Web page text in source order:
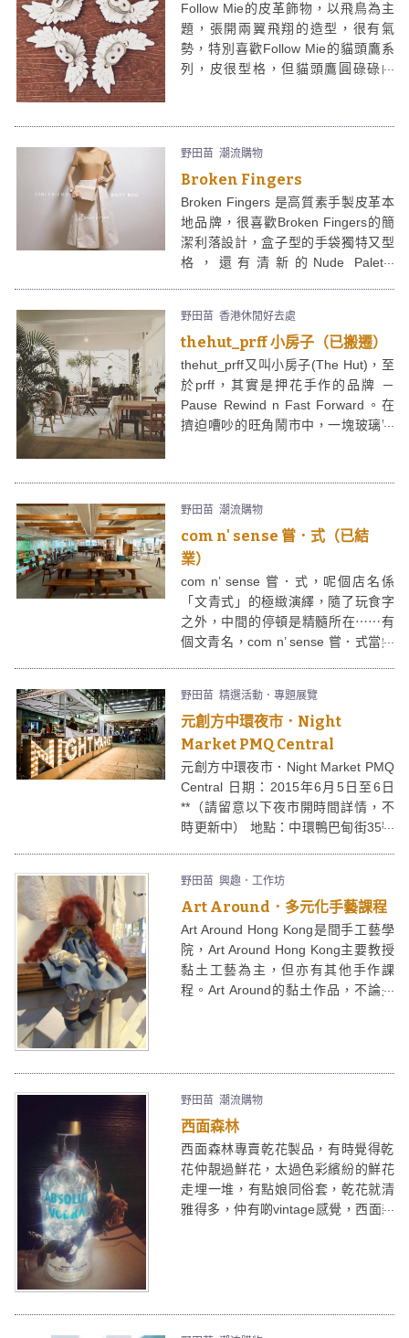
Follow Mie的皮革飾物，以飛鳥為主
題，張開兩翼飛翔的造型，很有氣
勢，特別喜歡Follow Mie的貓頭鷹系
列，皮很型格，但貓頭鷹圓碌碌的
野田苗 潮流購物
Broken Fingers
Broken Fingers 是高質素手製皮革本
地品牌，很喜歡Broken Fingers的簡
潔利落設計，盒子型的手袋獨特又型
格，還有清新的Nude Palette
野田苗 香港休閒好去處
thehut_prff 小房子（已搬遷）
thehut_prff又叫小房子(The Hut)，至
於prff，其實是押花手作的品牌 －
Pause Rewind n Fast Forward。在
擠迫嘈吵的旺角鬧市中，一塊玻璃窗
室、展覽場地，及讓人逃避繁囂的小
空間。
野田苗 潮流購物
com n' sense 嘗．式（已結
業）
com n’ sense 嘗．式，呢個店名係
「文青式」的極緻演繹，隨了玩食字
之外，中間的停頓是精髓所在⋯⋯有
個文青名，com n’ sense 嘗．式當然
野田苗 精選活動．專題展覽
元創方中環夜市．Night
Market PMQ Central
元創方中環夜市．Night Market PMQ
Central 日期：2015年6月5日至6日
**（請留意以下夜市開時間詳情，不
時更新中） 地點：中環鴨巴甸街35號
個週末夜市，不時在星期五、六、日
在中環「元創方」PMQ舉行，元創方
中環夜市除了有夜市必備的小食攤檔
讓大眾飲飽食醉外，熱鬧的元創方中
環夜市還主力招攬獨立設計師、藝術
家售賣有特色的設計商品或作品，同
香港人的週末好去處。
野田苗 興趣．工作坊
Art Around．多元化手藝課程
Art Around Hong Kong是間手工藝學
院，Art Around Hong Kong主要教授
黏土工藝為主，但亦有其他手作課
程。Art Around的黏土作品，不論是
野田苗 潮流購物
西面森林
西面森林專賣乾花製品，有時覺得乾
花仲靚過鮮花，太過色彩繽紛的鮮花
走埋一堆，有點娘同俗套，乾花就清
雅得多，仲有啲vintage感覺，西面森